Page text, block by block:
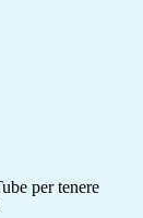
per tenere